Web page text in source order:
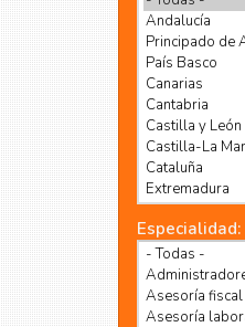
Especialidad: